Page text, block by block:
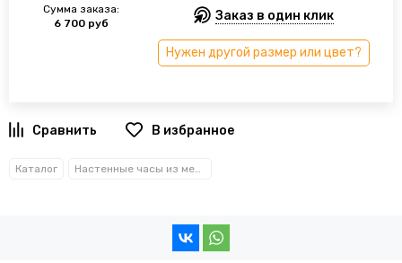
Сумма заказа:
6 700 руб
Заказ в один клик
Нужен другой размер или цвет?
В избранное
Каталог